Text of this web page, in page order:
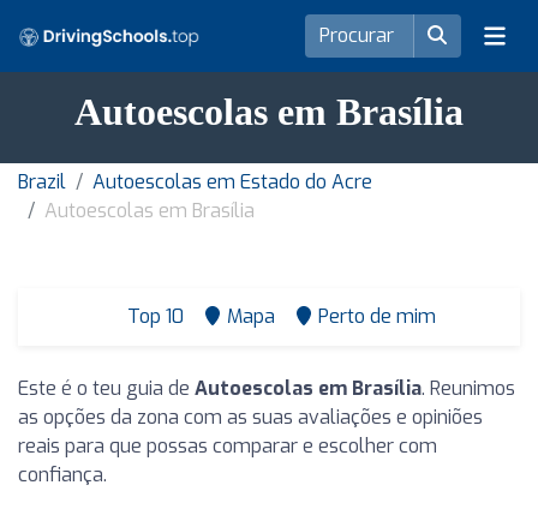
Autoescolas em Brasília
Brazil
Autoescolas em Estado do Acre
Autoescolas em Brasília
Top 10 Mapa Perto de mim
Este é o teu guia de Autoescolas em Brasília. Reunimos
as opções da zona com as suas avaliações e opiniões
reais para que possas comparar e escolher com
confiança.